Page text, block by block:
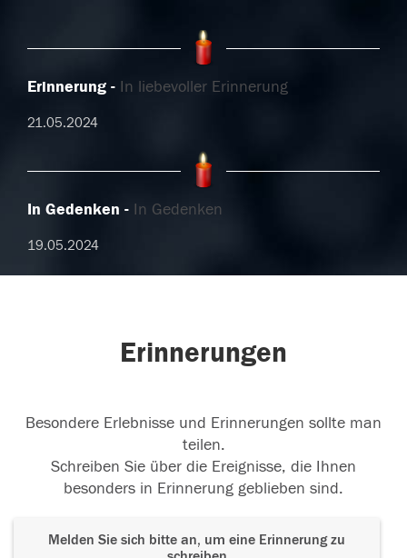
Erinnerung In liebevoller Erinnerung
21.05.2024
In Gedenken In Gedenken
19.05.2024
Erinnerungen
Besondere Erlebnisse und Erinnerungen sollte man
teilen.
Schreiben Sie über die Ereignisse, die Ihnen
besonders in Erinnerung geblieben sind.
Melden Sie sich bitte an, um eine Erinnerung zu